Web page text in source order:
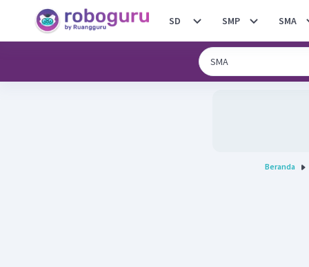
SD SMP SMA
Beranda